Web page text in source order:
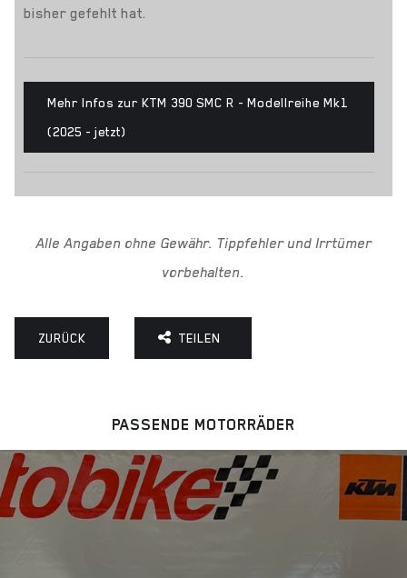
bisher gefehlt hat.
Mehr Infos zur KTM 390 SMC R - Modellreihe Mk1
(2025 - jetzt)
Alle Angaben ohne Gewähr. Tippfehler und Irrtümer
vorbehalten.
ZURÜCK TEILEN
PASSENDE MOTORRÄDER